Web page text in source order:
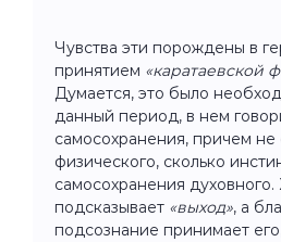
Чувства эти порождены в
принятием «каратаевской
Думается, это было
данный период, в нем
самосохранения, причем не
физического, сколько
самосохранения
подсказывает «выход», а
подсознание принимает